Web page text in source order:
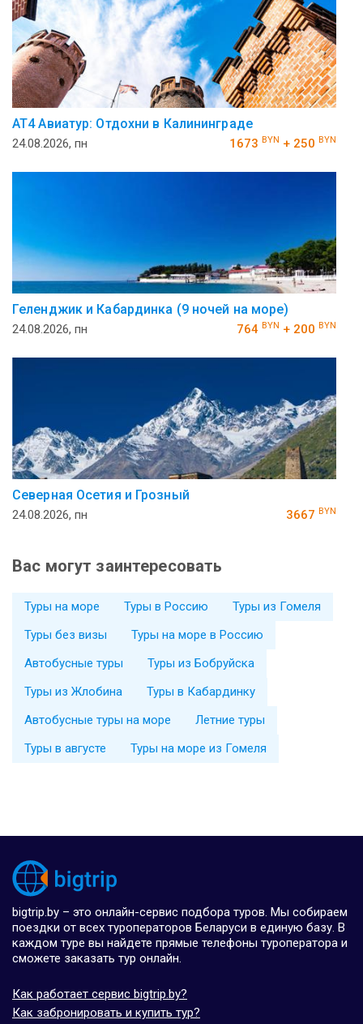
AT4 Авиатур: Отдохни в Калининграде
24.08.2026, пн 1673 BYN + 250 BYN
Геленджик и Кабардинка (9 ночей на море)
24.08.2026, пн 764 BYN + 200 BYN
Северная Осетия и Грозный
24.08.2026, пн 3667 BYN
Вас могут заинтересовать
Туры на море Туры в Россию
Туры из Гомеля
Туры без визы
Туры на море в Россию
Автобусные туры
Туры из Бобруйска
Туры из Жлобина
Туры в Кабардинку
Автобусные туры на море
Летние туры
Туры в августе
Туры на море из Гомеля
bigtrip.by – это онлайн-сервис подбора туров. Мы собираем
поездки от всех туроператоров Беларуси в единую базу. В
каждом туре вы найдете прямые телефоны туроператора и
сможете заказать тур онлайн.
Как работает сервис bigtrip.by?
Как забронировать и купить тур?